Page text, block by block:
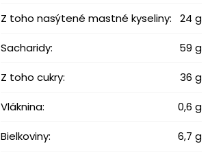
Z toho nasýtené mastné kyseliny: 24 g
Sacharidy: 59 g
Z toho cukry: 36 g
Vláknina: 0,6 g
Bielkoviny: 6,7 g